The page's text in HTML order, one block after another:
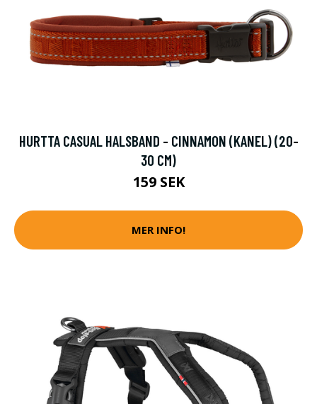
HURTTA CASUAL HALSBAND - CINNAMON (KANEL) (20-
30 CM)
159 SEK
MER INFO!